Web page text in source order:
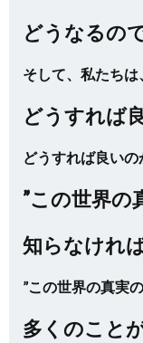
どうなるの
そして、私たちは
どうすれば
どうすれば良い
”この世界の
知らなけれ
”この世界の真実
多くのこと